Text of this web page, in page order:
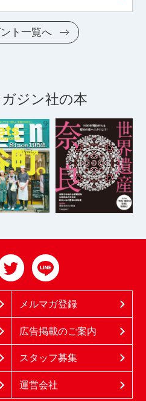
ト一覧へ
ジン社の本
メルマガ登録
広告掲載のご案内
スタッフ募集
運営会社